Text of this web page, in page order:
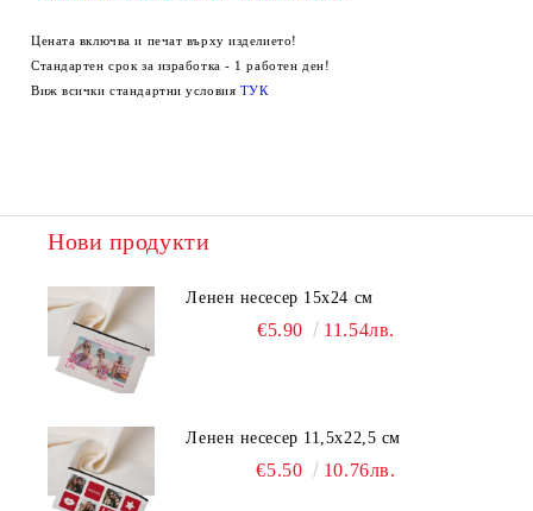
Цената включва и печат върху изделието!
Стандартен срок за изработка - 1 работен ден!
Виж всички стандартни условия ТУК
Нови продукти
Ленен несесер 15х24 см
€5.90 11.54лв.
Ленен несесер 11,5х22,5 см
€5.50 10.76лв.